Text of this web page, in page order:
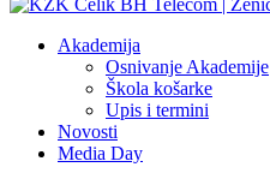
Akademija
Osnivanje Akademije
Škola košarke
Upis i termini
Novosti
Media Day